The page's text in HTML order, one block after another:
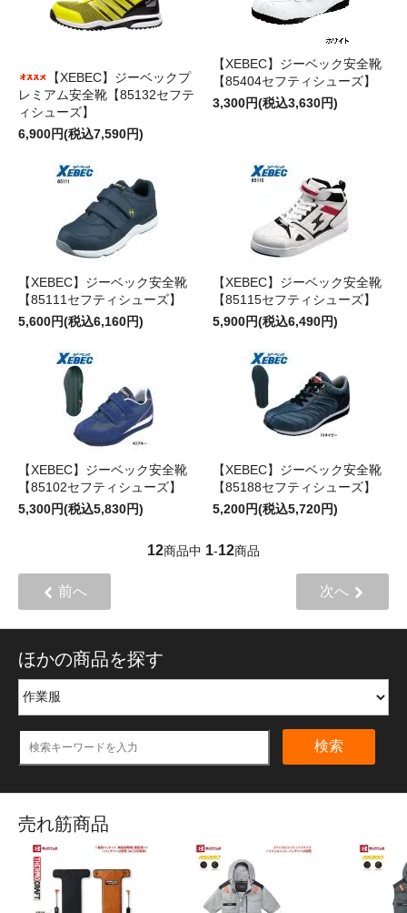
【XEBEC】ジーベックプ
レミアム安全靴【85132セフテ
ィシューズ】
6,900円(税込7,590円)
【XEBEC】ジーベック安全靴
【85404セフティシューズ】
3,300円(税込3,630円)
【XEBEC】ジーベック安全靴
【85111セフティシューズ】
5,600円(税込6,160円)
【XEBEC】ジーベック安全靴
【85115セフティシューズ】
5,900円(税込6,490円)
【XEBEC】ジーベック安全靴
【85102セフティシューズ】
5,300円(税込5,830円)
【XEBEC】ジーベック安全靴
【85188セフティシューズ】
5,200円(税込5,720円)
12商品中 1-12商品
前へ 次へ
ほかの商品を探す
検索
売れ筋商品